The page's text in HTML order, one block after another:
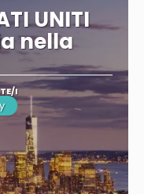
UNITI
nella
I